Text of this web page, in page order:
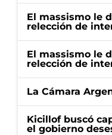
El massismo le
relección de
El massismo le
relección de
La Cámara
Kicillof buscó
el gobierno